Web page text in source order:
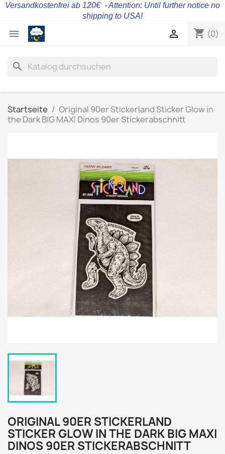
Versandkostenfrei ab 120€ - Attention: Until further notice no
shipping to USA!
 shopping_cart (0)

search
Startseite
Original 90er Stickerland Sticker Glow in
the Dark BIG MAXI Dinos 90er Stickerabschnitt
ORIGINAL 90ER STICKERLAND
STICKER GLOW IN THE DARK BIG MAXI
DINOS 90ER STICKERABSCHNITT